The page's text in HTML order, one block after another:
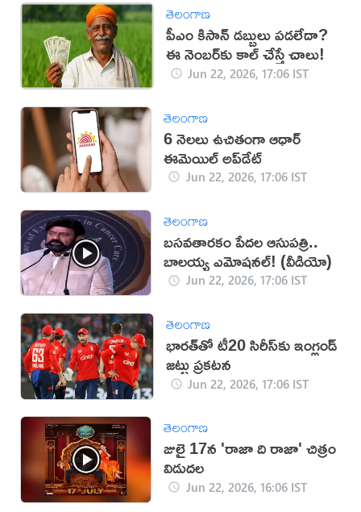
తెలంగాణ
పీఎం కిసాన్ డబ్బులు పడలేదా?
ఈ నెంబర్‌కు కాల్‌ చేస్తే చాలు!
Jun 22, 2026, 17:06 IST
తెలంగాణ
6 నెలలు ఉచితంగా ఆధార్
ఈమెయిల్ అప్‌డేట్
Jun 22, 2026, 17:06 IST
తెలంగాణ
బసవతారకం పేదల ఆసుపత్రి..
బాలయ్య ఎమోషనల్! (వీడియో)
Jun 22, 2026, 17:06 IST
తెలంగాణ
భారత్‌తో టీ20 సిరీస్‌కు ఇంగ్లండ్
జట్టు ప్రకటన
Jun 22, 2026, 17:06 IST
తెలంగాణ
జులై 17న 'రాజా ది రాజా' చిత్రం
విడుదల
Jun 22, 2026, 16:06 IST